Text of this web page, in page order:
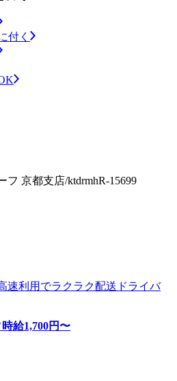
付く
京都支店/ktdrmhR-15699
速利用でラクラク配送ドライバ
時給1,700円〜